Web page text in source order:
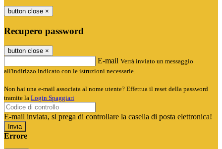
button close ×
Recupero password
button close ×
E-mail Verrà inviato un messaggio
all'indirizzo indicato con le istruzioni necessarie.
Non hai una e-mail associata al nome utente? Effettua il reset della password
tramite la Login Spaggiari
E-mail inviata, si prega di controllare la casella di posta elettronica!
Errore